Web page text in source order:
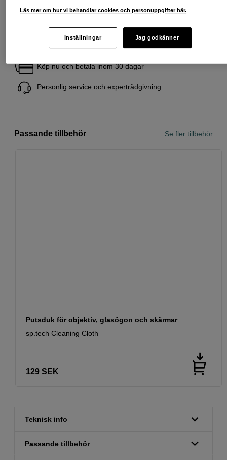
Fri frakt vid köp över 1 500 kronor
Köp nu och betala inom 30 dagar
Personlig service och expertrådgivning
Passande tillbehör Se fler tillbehör
Putsduk för objektiv, glasögon och skärmar
sp.tech Cleaning Cloth
129 SEK
Teknisk info
Passande tillbehör
Läs mer om hur vi behandlar cookies och personuppgifter här.
Inställningar Jag godkänner